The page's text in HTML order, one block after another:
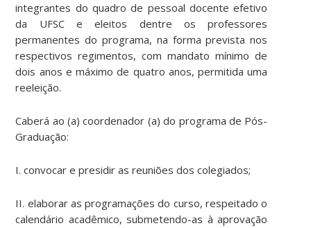
integrantes do quadro de pessoal docente efetivo
da UFSC e eleitos dentre os professores
permanentes do programa, na forma prevista nos
respectivos regimentos, com mandato mínimo de
dois anos e máximo de quatro anos, permitida uma
reeleição.
Caberá ao (a) coordenador (a) do programa de Pós-
Graduação:
I. convocar e presidir as reuniões dos colegiados;
II. elaborar as programações do curso, respeitado o
calendário acadêmico, submetendo-as à aprovação